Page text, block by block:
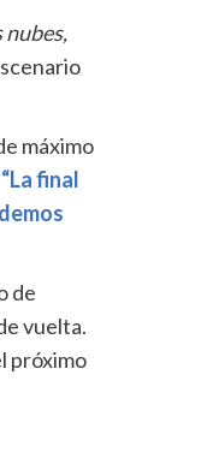
nubes,
máximo
“La final
de
vuelta.
próximo